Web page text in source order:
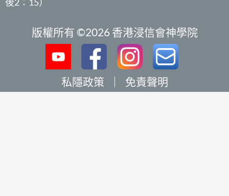
版權所有 ©2026 香港浸信會神學院
私隱政策 免責聲明